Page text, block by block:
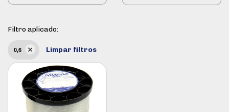
Filtro aplicado:
0,6 Limpar filtros